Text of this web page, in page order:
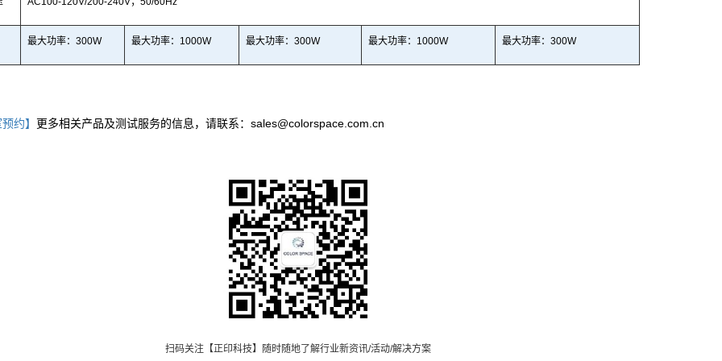
最大功率： 300W 最大功率： 1000W 最大功率： 300W 最大功率： 1000W 最大功率： 300W
约】 更多相关产品及测试服务的信息，请联系：sales@colorspace.com.cn
扫码关注【正印科技】随时随地了解行业新资讯/活动/解决方案